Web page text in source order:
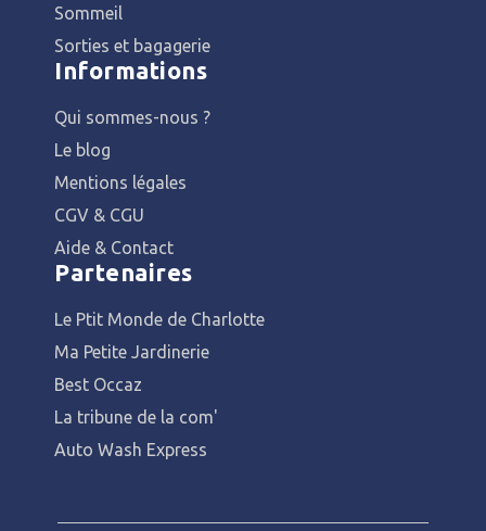
Sommeil
Sorties et bagagerie
Informations
Qui sommes-nous ?
Le blog
Mentions légales
CGV & CGU
Aide & Contact
Partenaires
Le Ptit Monde de Charlotte
Ma Petite Jardinerie
Best Occaz
La tribune de la com'
Auto Wash Express